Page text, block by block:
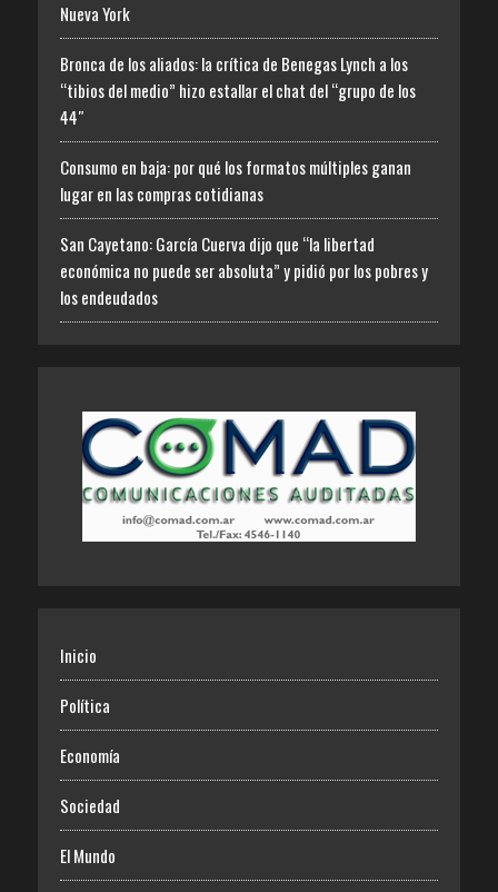
Nueva York
Bronca de los aliados: la crítica de Benegas Lynch a los
“tibios del medio” hizo estallar el chat del “grupo de los
44″
Consumo en baja: por qué los formatos múltiples ganan
lugar en las compras cotidianas
San Cayetano: García Cuerva dijo que “la libertad
económica no puede ser absoluta” y pidió por los pobres y
los endeudados
Inicio
Política
Economía
Sociedad
El Mundo